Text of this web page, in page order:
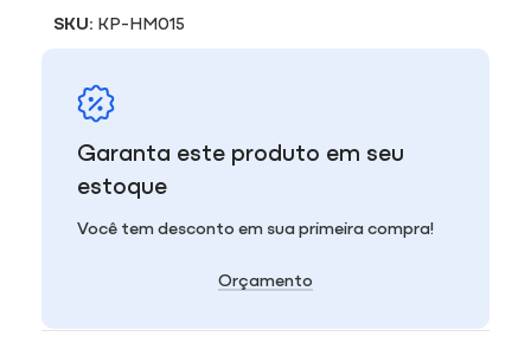
SKU: KP-HM015
Garanta este produto em seu
estoque
Você tem desconto em sua primeira compra!
Orçamento